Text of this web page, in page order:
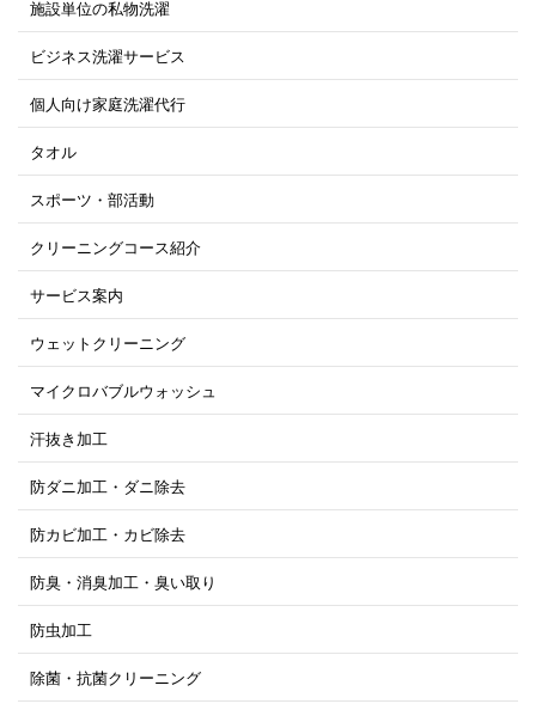
施設単位の私物洗濯
ビジネス洗濯サービス
個人向け家庭洗濯代行
タオル
スポーツ・部活動
クリーニングコース紹介
サービス案内
ウェットクリーニング
マイクロバブルウォッシュ
汗抜き加工
防ダニ加工・ダニ除去
防カビ加工・カビ除去
防臭・消臭加工・臭い取り
防虫加工
除菌・抗菌クリーニング